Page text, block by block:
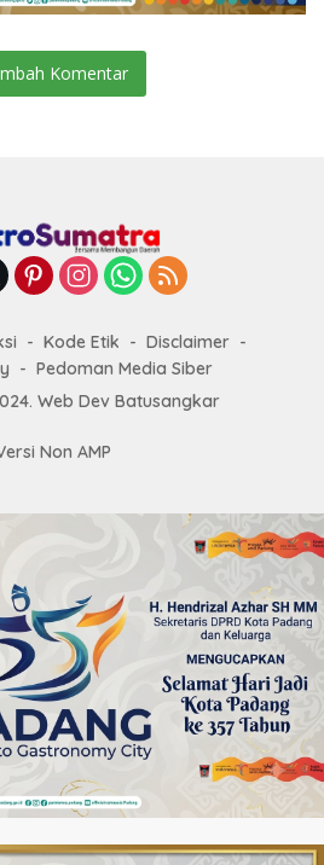
Komentar
Kode Etik
Disclaimer
Pedoman Media Siber
Web Dev Batusangkar
Non AMP